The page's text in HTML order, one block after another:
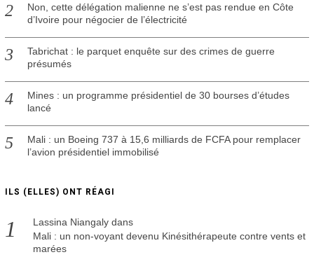
Non, cette délégation malienne ne s’est pas rendue en Côte
d’Ivoire pour négocier de l’électricité
Tabrichat : le parquet enquête sur des crimes de guerre
présumés
Mines : un programme présidentiel de 30 bourses d’études
lancé
Mali : un Boeing 737 à 15,6 milliards de FCFA pour remplacer
l’avion présidentiel immobilisé
ILS (ELLES) ONT RÉAGI
Lassina Niangalydans
Mali : un non-voyant devenu Kinésithérapeute contre vents et
marées